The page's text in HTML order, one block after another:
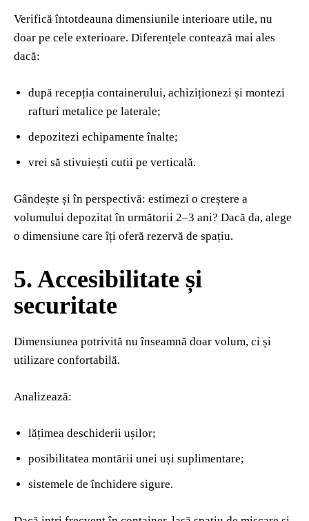
Verifică întotdeauna dimensiunile interioare utile, nu
doar pe cele exterioare. Diferențele contează mai ales
dacă:
după recepția containerului, achiziționezi și montezi
rafturi metalice pe laterale;
depozitezi echipamente înalte;
vrei să stivuiești cutii pe verticală.
Gândește și în perspectivă: estimezi o creștere a
volumului depozitat în următorii 2–3 ani? Dacă da, alege
o dimensiune care îți oferă rezervă de spațiu.
5. Accesibilitate și
securitate
Dimensiunea potrivită nu înseamnă doar volum, ci și
utilizare confortabilă.
Analizează:
lățimea deschiderii ușilor;
posibilitatea montării unei uși suplimentare;
sistemele de închidere sigure.